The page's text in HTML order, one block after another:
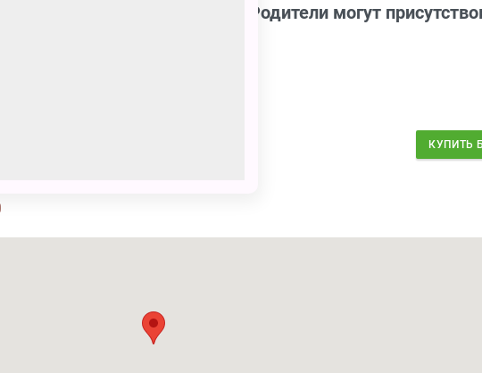
на каждого ребёнка. Родители могут
КУПИТЬ